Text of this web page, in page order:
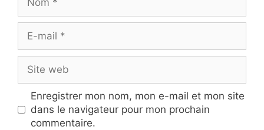
mail
web
Enregistrer mon nom, mon e-mail et mon site
dans le navigateur pour mon prochain
commentaire.